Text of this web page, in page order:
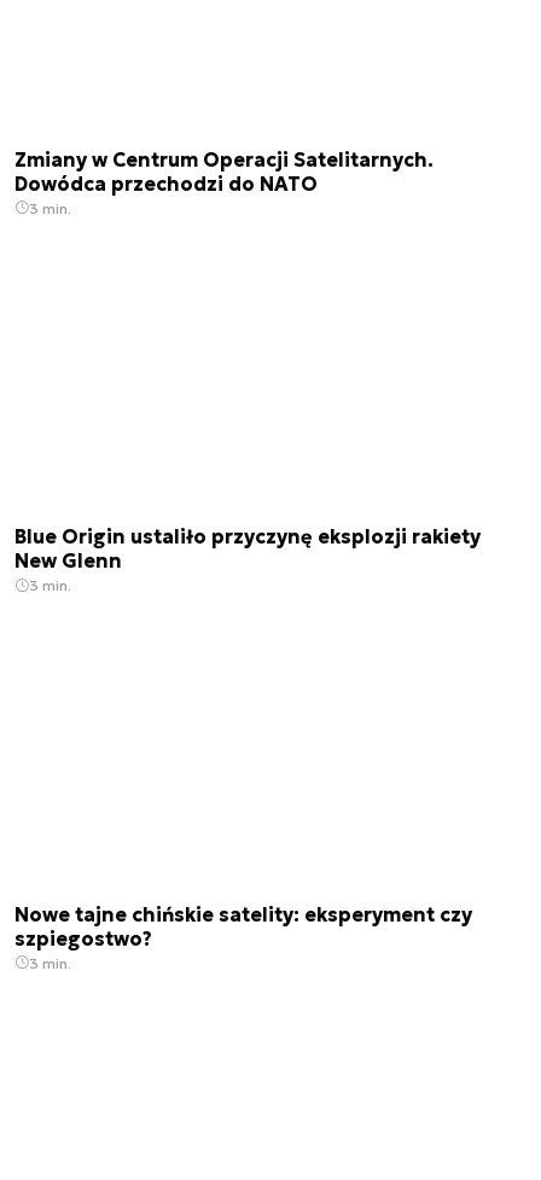
Zmiany w Centrum Operacji Satelitarnych.
Dowódca przechodzi do NATO
3 min.
Blue Origin ustaliło przyczynę eksplozji rakiety
New Glenn
3 min.
Nowe tajne chińskie satelity: eksperyment czy
szpiegostwo?
3 min.